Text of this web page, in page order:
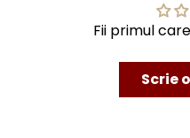
Fii primul
Scrie